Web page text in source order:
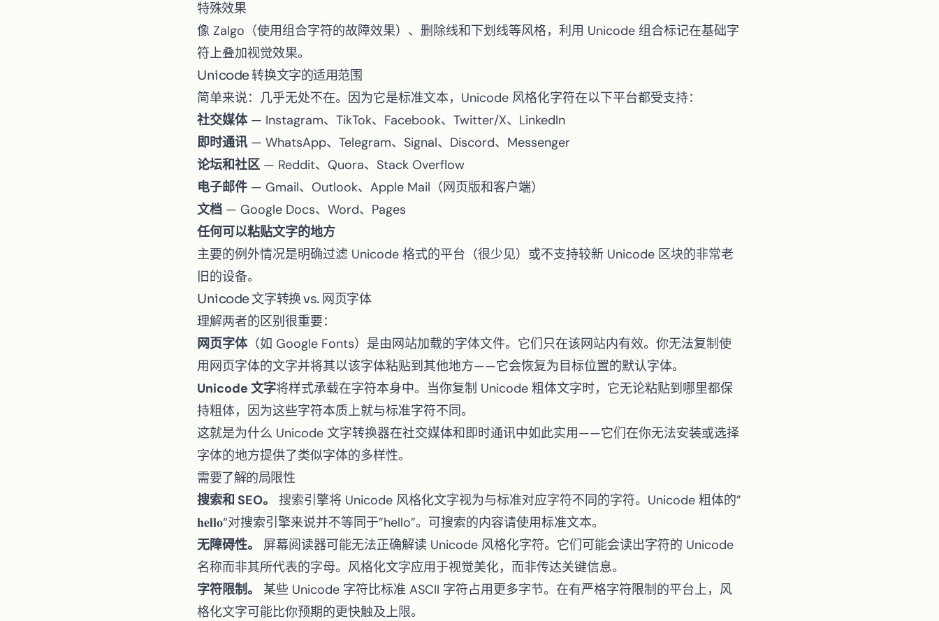
特殊效果
像 Zalgo （使用组合字符的故障效果）、删除线和下划线等风格，利用 Unicode 组合标记在基础字
符上叠加视觉效果。
Unicode 转换文字的适用范围
简单来说：几乎无处不在。因为它是标准文本，Unicode 风格化字符在以下平台都受支持：
社交媒体— Instagram、TikTok、Facebook、Twitter/X、LinkedIn
即时通讯 — WhatsApp、Telegram、Signal、Discord、Messenger
论坛和社区 — Reddit、Quora、Stack Overflow
电子邮件 — Gmail、Outlook、Apple Mail（网页版和客户端）
文档 — Google Docs、Word、Pages
任何可以粘贴文字的地方
主要的例外情况是明确过滤 Unicode 格式的平台（很少见）或不支持较新 Unicode 区块的非常老
旧的设备。
Unicode 文字转换 vs. 网页字体
理解两者的区别很重要：
网页字体（如 Google Fonts）是由网站加载的字体文件。它们只在该网站内有效。你无法复制使
用网页字体的文字并将其以该字体粘贴到其他地方——它会恢复为目标位置的默认字体。
Unicode 文字将样式承载在字符本身中。当你复制 Unicode 粗体文字时，它无论粘贴到哪里都保
持粗体，因为这些字符本质上就与标准字符不同。
这就是为什么 Unicode 文字转换器在社交媒体和即时通讯中如此实用——它们在你无法安装或选择
字体的地方提供了类似字体的多样性。
需要了解的局限性
搜索和 SEO。
搜索引擎将 Unicode 风格化文字视为与标准对应字符不同的字符。Unicode 粗体的”
𝐡𝐞𝐥𝐥𝐨“对搜索引擎来说并不等同于”hello”。可搜索的内容请使用标准文本。
无障碍性。
屏幕阅读器可能无法正确解读 Unicode 风格化字符。它们可能会读出字符的 Unicode
名称而非其所代表的字母。风格化文字应用于视觉美化，而非传达关键信息。
字符限制。
某些 Unicode 字符比标准 ASCII 字符占用更多字节。在有严格字符限制的平台上，风
格化文字可能比你预期的更快触及上限。